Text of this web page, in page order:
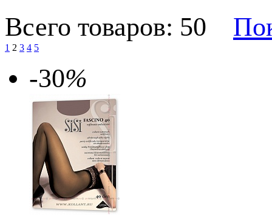
Всего товаров: 50
1 2 3 4 5
-30%